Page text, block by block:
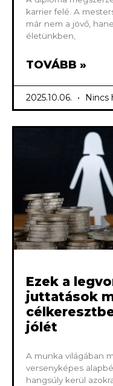
karrier felé. A
már nem a jövő,
életünkben,
TOVÁBB »
2025.10.06. Nincs
Ezek a
juttatások
jólét
A munka világában
versenyképes
hangsúly kerül